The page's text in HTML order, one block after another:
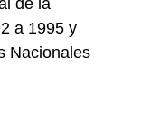
de la
a 1995 y
Nacionales